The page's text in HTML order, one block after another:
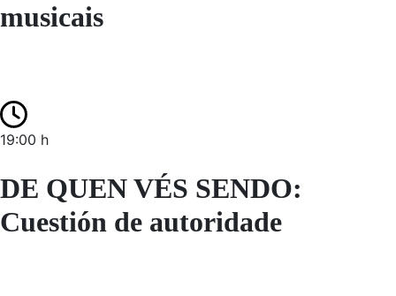
musicais
19:00 h
DE QUEN VÉS SENDO:
Cuestión de autoridade